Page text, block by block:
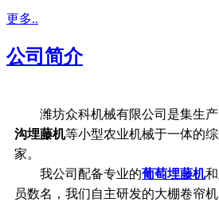
更多..
公司简介
潍坊众科机械有限公司是集生产
沟埋藤机等小型农业机械于一体的
家。
我公司配备专业的葡萄埋藤机和
员数名，我们自主研发的大棚卷帘